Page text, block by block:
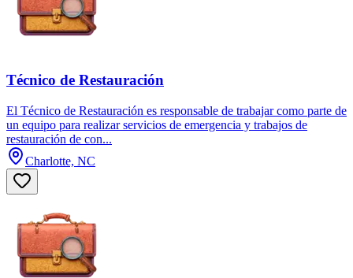
Técnico de Restauración
El Técnico de Restauración es responsable de trabajar como parte de
un equipo para realizar servicios de emergencia y trabajos de
restauración de con...
Charlotte, NC